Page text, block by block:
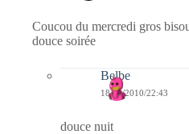
Coucou du mercredi gros
douce soirée
Belbe
18/08/2010/22:43
douce nuit